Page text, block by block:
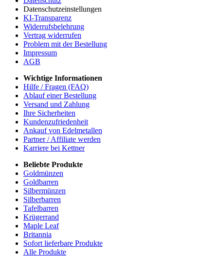
Datenschutzeinstellungen
KI-Transparenz
Widerrufsbelehrung
Vertrag widerrufen
Problem mit der Bestellung
Impressum
AGB
Wichtige Informationen
Hilfe / Fragen (FAQ)
Ablauf einer Bestellung
Versand und Zahlung
Ihre Sicherheiten
Kundenzufriedenheit
Ankauf von Edelmetallen
Partner / Affiliate werden
Karriere bei Kettner
Beliebte Produkte
Goldmünzen
Goldbarren
Silbermünzen
Silberbarren
Tafelbarren
Krügerrand
Maple Leaf
Britannia
Sofort lieferbare Produkte
Alle Produkte